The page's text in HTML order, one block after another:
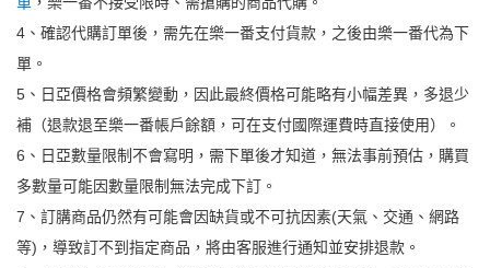
4、確認代購訂單後，需先在樂一番支付貨款，之後由樂一番代為下
單。
5、日亞價格會頻繁變動，因此最終價格可能略有小幅差異，多退少
補（退款退至樂一番帳戶餘額，可在支付國際運費時直接使用）。
6、日亞數量限制不會寫明，需下單後才知道，無法事前預估，購買
多數量可能因數量限制無法完成下訂。
7、訂䐟商品仍然有可能會因缺貨或不可抗因素(天氣、交通、網路
等)，導致訂不到指定商品，將由客服進行通知並安排退款。